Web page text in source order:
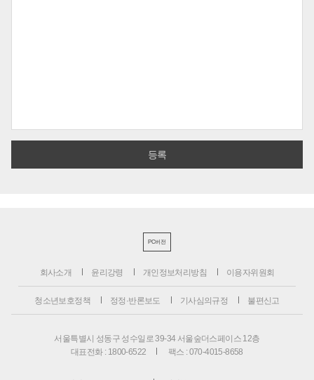
PC버전
회사소개 윤리강령 개인정보처리방침 이용자위원회
청소년보호정책 정정·반론보도 기사심의규정 불편신고
서울특별시 성동구 성수일로 39-34 서울숲더스페이스 12층
대표전화 : 1800-6522
팩스 : 070-4015-8658